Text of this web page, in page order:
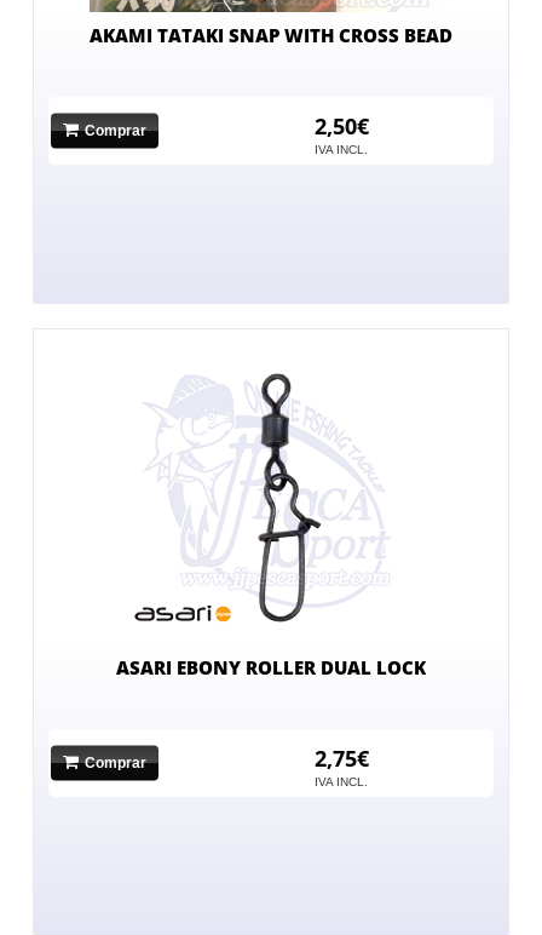
AKAMI TATAKI SNAP WITH CROSS BEAD
Comprar 2,50€
IVA INCL.
ASARI EBONY ROLLER DUAL LOCK
Comprar 2,75€
IVA INCL.